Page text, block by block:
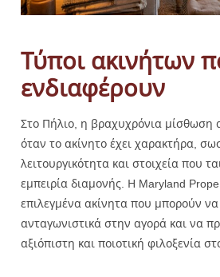
Τύποι ακινήτων
ενδιαφέρουν
Στο Πήλιο, η βραχυχρόνια μίσθωση
όταν το ακίνητο έχει χαρακτήρα,
λειτουργικότητα και στοιχεία που
εμπειρία διαμονής. Η Maryland
επιλεγμένα ακίνητα που μπορούν
ανταγωνιστικά στην αγορά και να
αξιόπιστη και ποιοτική φιλοξενία